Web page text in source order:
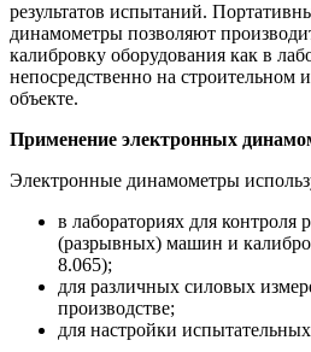
результатов испытаний.
динамометры позволяют
калибровку оборудования как в
непосредственно на строительном
объекте.
Применение электронных
Электронные динамометры
в лабораториях для контроля
(разрывных) машин и
8.065);
для различных силовых
производстве;
для настройки